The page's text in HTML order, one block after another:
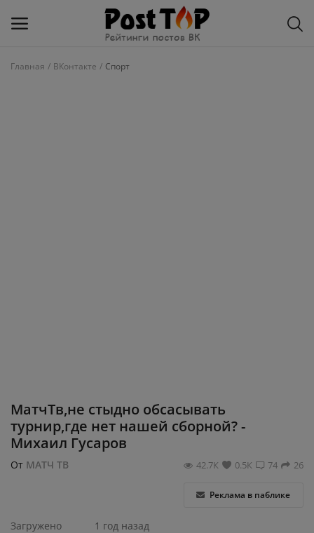
Главная ВКонтакте Спорт
МатчТв,не стыдно обсасывать
турнир,где нет нашей сборной? -
Михаил Гусаров
От МАТЧ ТВ 26
74
0.5К
42.7К
Реклама в паблике
Загружено 1 год назад